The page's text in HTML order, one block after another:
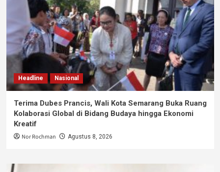
Headline Nasional
Terima Dubes Prancis, Wali Kota Semarang Buka Ruang
Kolaborasi Global di Bidang Budaya hingga Ekonomi
Kreatif
Nor Rochman Agustus 8, 2026